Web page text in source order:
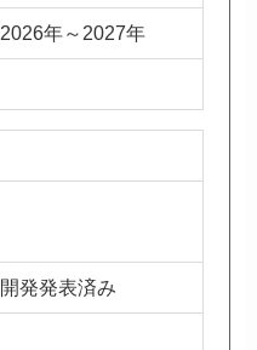
2026年～2027年
開発発表済み